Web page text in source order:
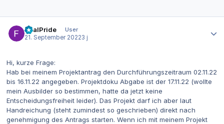
RealPride
User
21. September 20223 j
Hi, kurze Frage:
Hab bei meinem Projektantrag den Durchführungszeitraum 02.11.22
bis 16.11.22 angegeben. Projektdoku Abgabe ist der 17.11.22 (wollte
mein Ausbilder so bestimmen, hatte da jetzt keine
Entscheidungsfreiheit leider). Das Projekt darf ich aber laut
Handreichung (steht zumindest so geschrieben) direkt nach
genehmigung des Antrags starten. Wenn ich mit meinem Projekt